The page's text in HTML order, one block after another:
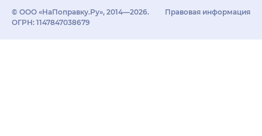
© ООО «НаПоправку.Ру», 2014—2026.
ОГРН: 1147847038679
Правовая информация